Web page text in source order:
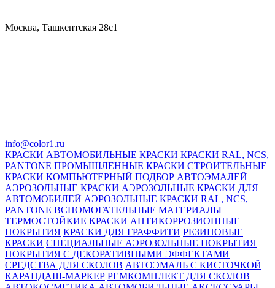
Москва, Ташкентская 28с1
info@color1.ru
КРАСКИ АВТОМОБИЛЬНЫЕ КРАСКИ КРАСКИ RAL, NCS,
PANTONE ПРОМЫШЛЕННЫЕ КРАСКИ СТРОИТЕЛЬНЫЕ
КРАСКИ КОМПЬЮТЕРНЫЙ ПОДБОР АВТОЭМАЛЕЙ
АЭРОЗОЛЬНЫЕ КРАСКИ АЭРОЗОЛЬНЫЕ КРАСКИ ДЛЯ
АВТОМОБИЛЕЙ АЭРОЗОЛЬНЫЕ КРАСКИ RAL, NCS,
PANTONE ВСПОМОГАТЕЛЬНЫЕ МАТЕРИАЛЫ
ТЕРМОСТОЙКИЕ КРАСКИ АНТИКОРРОЗИОННЫЕ
ПОКРЫТИЯ КРАСКИ ДЛЯ ГРАФФИТИ РЕЗИНОВЫЕ
КРАСКИ СПЕЦИАЛЬНЫЕ АЭРОЗОЛЬНЫЕ ПОКРЫТИЯ
ПОКРЫТИЯ С ДЕКОРАТИВНЫМИ ЭФФЕКТАМИ
СРЕДСТВА ДЛЯ СКОЛОВ АВТОЭМАЛЬ С КИСТОЧКОЙ
КАРАНДАШ-МАРКЕР РЕМКОМПЛЕКТ ДЛЯ СКОЛОВ